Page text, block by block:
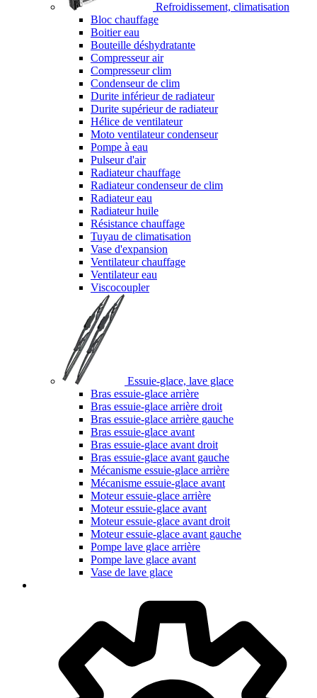
Refroidissement, climatisation
Bloc chauffage
Boitier eau
Bouteille déshydratante
Compresseur air
Compresseur clim
Condenseur de clim
Durite inférieur de radiateur
Durite supérieur de radiateur
Hélice de ventilateur
Moto ventilateur condenseur
Pompe à eau
Pulseur d'air
Radiateur chauffage
Radiateur condenseur de clim
Radiateur eau
Radiateur huile
Résistance chauffage
Tuyau de climatisation
Vase d'expansion
Ventilateur chauffage
Ventilateur eau
Viscocoupler
Essuie-glace, lave glace
Bras essuie-glace arrière
Bras essuie-glace arrière droit
Bras essuie-glace arrière gauche
Bras essuie-glace avant
Bras essuie-glace avant droit
Bras essuie-glace avant gauche
Mécanisme essuie-glace arrière
Mécanisme essuie-glace avant
Moteur essuie-glace arrière
Moteur essuie-glace avant
Moteur essuie-glace avant droit
Moteur essuie-glace avant gauche
Pompe lave glace arrière
Pompe lave glace avant
Vase de lave glace